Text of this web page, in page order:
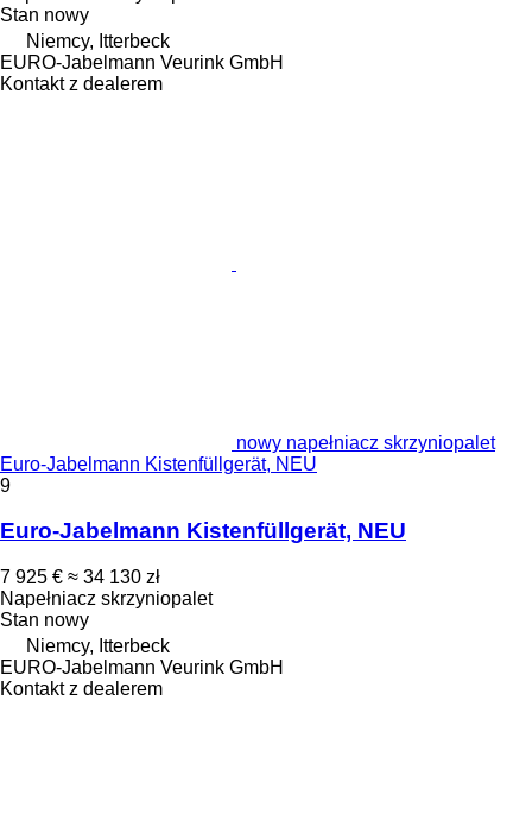
Stan nowy
Niemcy, Itterbeck
EURO-Jabelmann Veurink GmbH
Kontakt z dealerem
nowy napełniacz skrzyniopalet
Euro-Jabelmann Kistenfüllgerät, NEU
9
Euro-Jabelmann Kistenfüllgerät, NEU
7 925 € ≈ 34 130 zł
Napełniacz skrzyniopalet
Stan nowy
Niemcy, Itterbeck
EURO-Jabelmann Veurink GmbH
Kontakt z dealerem